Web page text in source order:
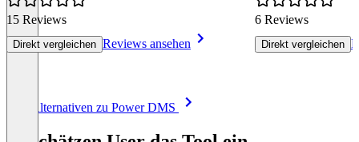
15 Reviews
Direkt vergleichen Reviews ansehen
6 Reviews
Direkt vergleichen
Alle Alternativen zu Power DMS